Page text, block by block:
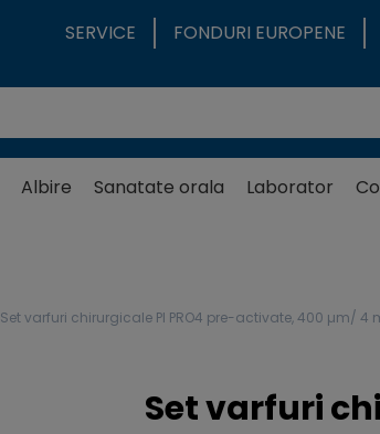
SERVICE FONDURI EUROPENE
Albire Sanatate orala Laborator
Set varfuri chirurgicale PI PRO4 pre-activate, 400 µm/ 4
Set varfuri